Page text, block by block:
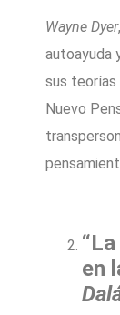
Wayne Dyer
autoayuda
sus teorías
Nuevo
en